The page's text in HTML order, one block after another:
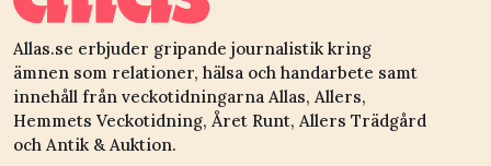
Allas.se erbjuder gripande journalistik kring
ämnen som relationer, hälsa och handarbete samt
innehåll från veckotidningarna Allas, Allers,
Hemmets Veckotidning, Året Runt, Allers Trädgård
och Antik & Auktion.